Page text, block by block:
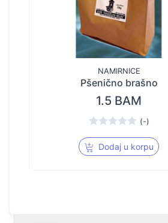
NAMIRNICE
Pšenično brašno
1.5 BAM
(-)
Dodaj u korpu